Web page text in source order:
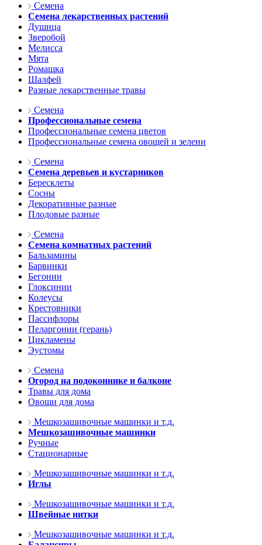
Семена
Семена лекарственных растений
Душица
Зверобой
Мелисса
Мята
Ромашка
Шалфей
Разные лекарственные травы
Семена
Профессиональные семена
Профессиональные семена цветов
Профессиональные семена овощей и зелени
Семена
Семена деревьев и кустарников
Бересклеты
Сосны
Декоративные разные
Плодовые разные
Семена
Семена комнатных растений
Бальзамины
Барвинки
Бегонии
Глоксинии
Колеусы
Крестовники
Пассифлоры
Пеларгонии (герань)
Цикламены
Эустомы
Семена
Огород на подоконнике и балконе
Травы для дома
Овощи для дома
Мешкозашивочные машинки и т.д.
Мешкозашивочные машинки
Ручные
Стационарные
Мешкозашивочные машинки и т.д.
Иглы
Мешкозашивочные машинки и т.д.
Швейные нитки
Мешкозашивочные машинки и т.д.